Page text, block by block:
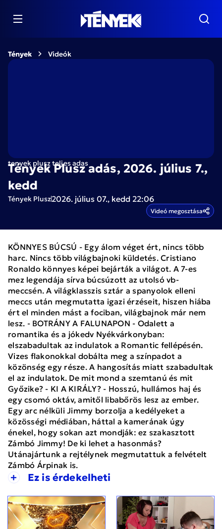
Tények Videók
tenyek plusz teljes adas
Tények Plusz adás, 2026. július 7.,
kedd
Tények Plusz2026. július 07., kedd 22:06
Videó megosztása
KÖNNYES BÚCSÚ - Egy álom véget ért, nincs több
harc. Nincs több világbajnoki küldetés. Cristiano
Ronaldo könnyes képei bejárták a világot. A 7-es
mez legendája sírva búcsúzott az utolsó vb-
meccsén. A világklasszis sztár a spanyolok elleni
meccs után megmutatta igazi érzéseit, hiszen hiába
ért el minden mást a fociban, világbajnok már nem
lesz. - BOTRÁNY A FALUNAPON - Odalett a
romantika és a jókedv Nyékvárkonyban:
elszabadultak az indulatok a Romantic fellépésén.
Vizes flakonokkal dobálta meg a színpadot a
közönség egy része. A hangosítás miatt szabadultak
el az indulatok. De mit mond a szemtanú és mit
Győzike? - KI A KIRÁLY? - Hosszú, hullámos haj és
egy csomó oktáv, amitől libabőrös lesz az ember.
Egy arc nélküli Jimmy borzolja a kedélyeket a
közösségi médiában, háttal a kamerának úgy
énekel, hogy sokan azt mondják: ez szakasztott
Zámbó Jimmy! De ki lehet a hasonmás?
Utánajártunk a rejtélynek megmutattuk a felvételt
Zámbó Árpinak is.
+ Ez is érdekelheti